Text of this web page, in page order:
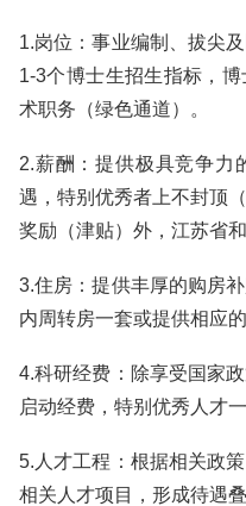
1.岗位：事业编制、拔尖
1-3个博士生招生指标，
术职务（绿色通道）。
2.薪酬：提供极具竞争力
遇，特别优秀者上不封顶
奖励（津贴）外，江苏省
3.住房：提供丰厚的购房
内周转房一套或提供相应的
4.科研经费：除享受国家
启动经费，特别优秀人才
5.人才工程：根据相关政
相关人才项目，形成待遇叠